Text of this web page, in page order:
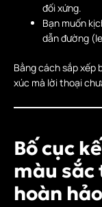
đối xứng.
Bạn muốn
dẫn đường
Bằng cách sắp xếp
xúc mà lời thoại
Bố cục
màu
hoàn hảo